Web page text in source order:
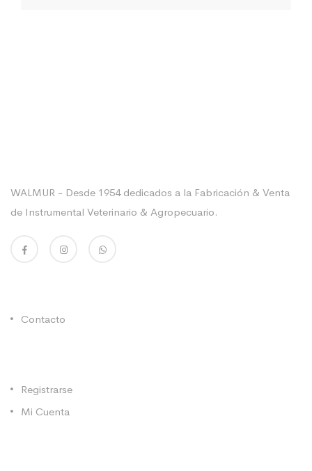
WALMUR - Desde 1954 dedicados a la Fabricación & Venta
de Instrumental Veterinario & Agropecuario.
Contacto
Registrarse
Mi Cuenta